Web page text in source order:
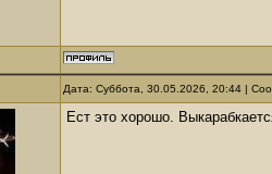
Дата: Суббота, 30.05.2026, 20:44 |
Ест это хорошо.